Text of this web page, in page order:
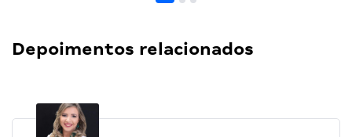
Depoimentos relacionados